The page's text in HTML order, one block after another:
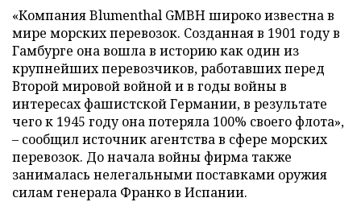
«Компания Blumenthal GMBH широко известна в
мире морских перевозок. Созданная в 1901 году в
Гамбурге она вошла в историю как один из
крупнейших перевозчиков, работавших перед
Второй мировой войной и в годы войны в
интересах фашистской Германии, в результате
чего к 1945 году она потеряла 100% своего флота»,
– сообщил источник агентства в сфере морских
перевозок. До начала войны фирма также
занималась нелегальными поставками оружия
силам генерала Франко в Испании.